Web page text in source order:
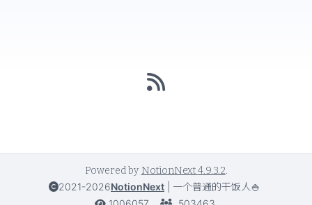
Powered by NotionNext4.9.3.2.
2021-2026NotionNext
一个普通的干饭人🍚